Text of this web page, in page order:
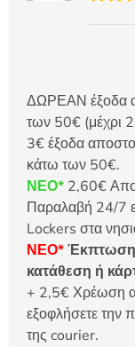
ΔΩΡΕΑΝ έξοδα
των 50€ (μέχρι 2
3€ έξοδα
κάτω των 50€.
ΝΕΟ* 2,60€
Παραλαβή 24/7
Lockers στα
ΝΕΟ*Έκπτωση
κατάθεση ή
+ 2,5€ Χρέωση
εξοφλήσετε την
της courier.